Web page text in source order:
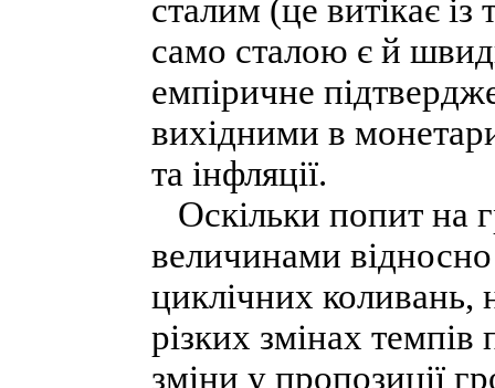
сталим (це витікає
само сталою є й
емпіричне
вихідними в
та інфляції.
Оскільки попит на
величинами
циклічних коливань,
різких змінах
зміни у пропозиції